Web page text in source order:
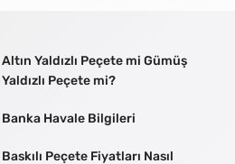
Altın Yaldızlı Peçete mi Gümüş
Yaldızlı Peçete mi?
Banka Havale Bilgileri
Baskılı Peçete Fiyatları Nasıl